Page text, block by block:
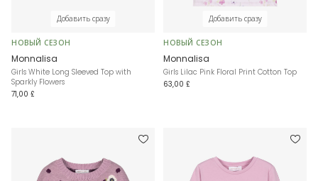
Добавить сразу
НОВЫЙ СЕЗОН
Monnalisa
Girls White Long Sleeved Top with
Sparkly Flowers
71,00 £
Добавить сразу
НОВЫЙ СЕЗОН
Monnalisa
Girls Lilac Pink Floral Print Cotton Top
63,00 £